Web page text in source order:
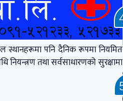
स्थानहरूमा पनि दैनिक रूपमा नियमित
नियन्त्रण तथा सर्वसाधारणको सुरक्षामा